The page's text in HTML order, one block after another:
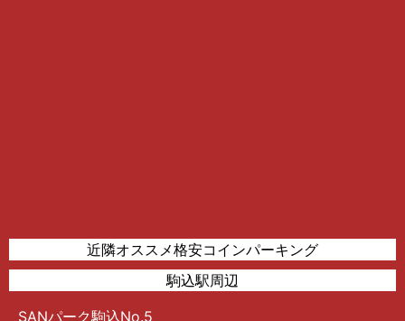
近隣オススメ格安コインパーキング
駒込駅周辺
SANパーク駒込No.5